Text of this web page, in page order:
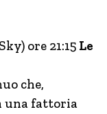
ore 21:15 Le
che,
una fattoria